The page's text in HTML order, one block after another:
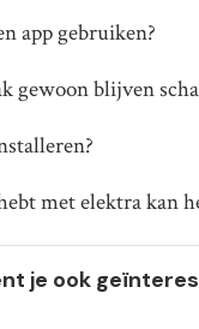
app gebruiken?
gewoon blijven
met elektra kan
je ook